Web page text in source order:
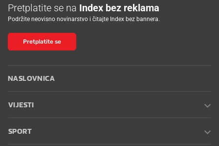
Pretplatite se na Index bez reklama
Podržite neovisno novinarstvo i čitajte Index bez bannera.
Pretplatite se
NASLOVNICA
VIJESTI
SPORT